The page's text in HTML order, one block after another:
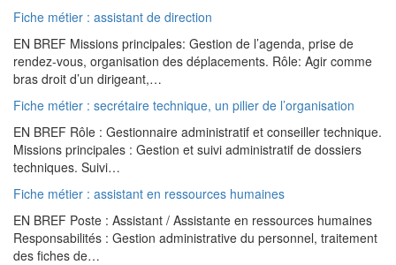
Fiche métier : assistant de direction
EN BREF Missions principales: Gestion de l’agenda, prise de
rendez-vous, organisation des déplacements. Rôle: Agir comme
bras droit d’un dirigeant,…
Fiche métier : secrétaire technique, un pilier de l’organisation
EN BREF Rôle : Gestionnaire administratif et conseiller technique.
Missions principales : Gestion et suivi administratif de dossiers
techniques. Suivi…
Fiche métier : assistant en ressources humaines
EN BREF Poste : Assistant / Assistante en ressources humaines
Responsabilités : Gestion administrative du personnel, traitement
des fiches de…